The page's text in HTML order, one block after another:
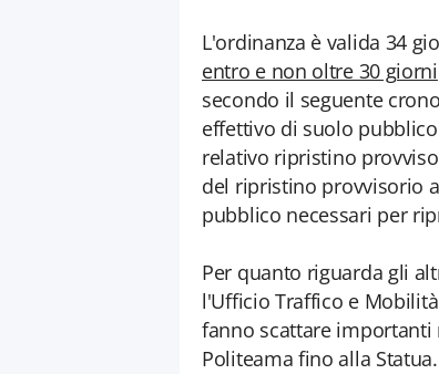
L'ordinanza è valida 34
entro e non oltre 30 giorni
secondo il seguente
effettivo di suolo
relativo ripristino
del ripristino provvisorio
pubblico necessari per
Per quanto riguarda gli
l'Ufficio Traffico e
fanno scattare
Politeama fino alla Statua.